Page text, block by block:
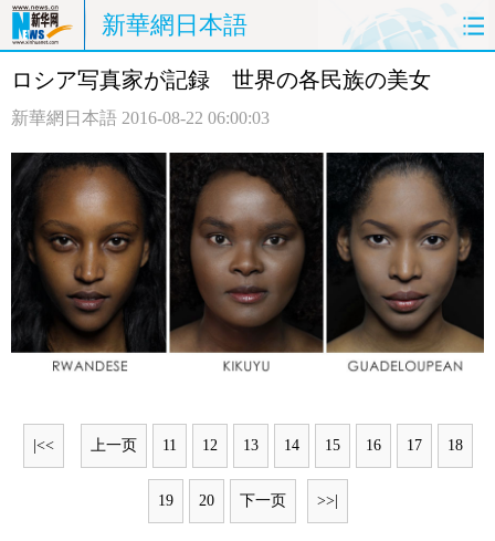
新華網日本語
ホームページ 政治 経済
観光 評論
中日対訳
ロシア写真家が記録 世界の各民族の美女
新華網日本語 2016-08-22 06:00:03
|<< 上一页 11 12 13 14 15 16 17 18
19 20 下一页 >>|